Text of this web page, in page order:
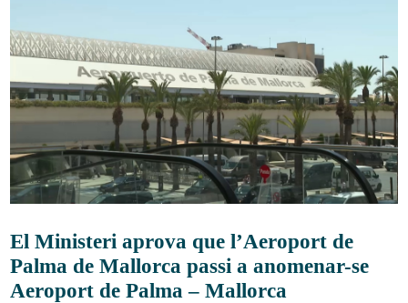
El Ministeri aprova que l’Aeroport de
Palma de Mallorca passi a anomenar-se
Aeroport de Palma – Mallorca